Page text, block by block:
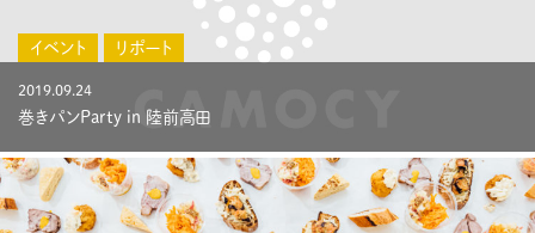
イベント リポート
2019.09.24
巻きパンParty in 陸前高田